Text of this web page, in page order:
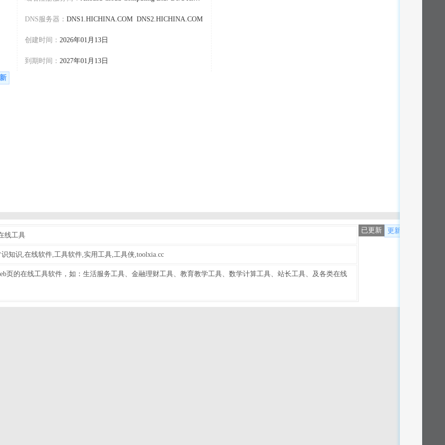
DNS服务器： DNS1.HICHINA.COM DNS2.HICHINA.COM
创建时间： 2026年01月13日
到期时间： 2027年01月13日
更新
已更新
线工具
知识,在线软件,工具软件,实用工具,工具侠,toolxia.cc
页的在线工具软件，如：生活服务工具、金融理财工具、教育教学工具、数学计算工具、站长工具、及各类在线